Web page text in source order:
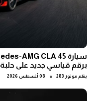
برقم قياسي جديد على حلبة Nürburgring-Nordschleife
بقلم موتور 283 ● 08 أغسطس 2026